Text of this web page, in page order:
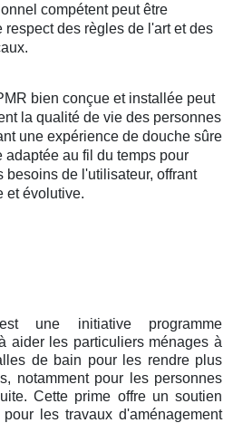
compétent peut être
respect des règles de l'art et des
bien conçue et installée peut
la qualité de vie des personnes
une expérience de douche sûre
au fil du temps pour
besoins de l'utilisateur, offrant
et évolutive.
une initiative programme
aider les particuliers ménages à
de bain pour les rendre plus
notamment pour les personnes
Cette prime offre un soutien
les travaux d'aménagement